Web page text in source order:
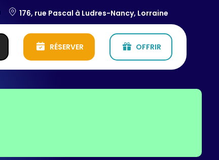
176, rue Pascal à Ludres-Nancy, Lorraine
RÉSERVER OFFRIR